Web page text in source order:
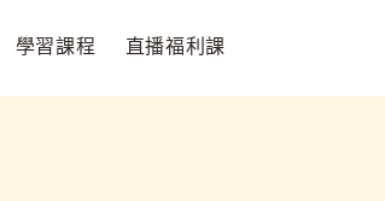
學習課程 直播福利課